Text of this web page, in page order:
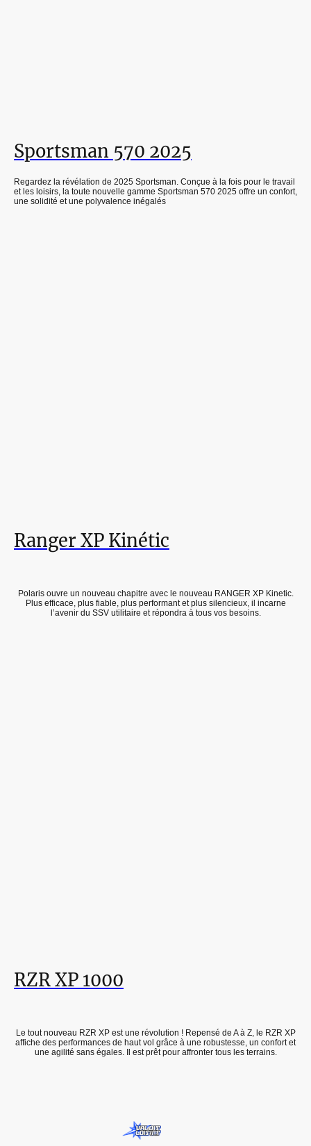
Sportsman 570 2025
Regardez la révélation de 2025 Sportsman. Conçue à la fois pour le travail
et les loisirs, la toute nouvelle gamme Sportsman 570 2025 offre un confort,
une solidité et une polyvalence inégalés
Ranger XP Kinétic
Polaris ouvre un nouveau chapitre avec le nouveau RANGER XP Kinetic.
Plus efficace, plus fiable, plus performant et plus silencieux, il incarne
l’avenir du SSV utilitaire et répondra à tous vos besoins.
RZR XP 1000
Le tout nouveau RZR XP est une révolution ! Repensé de A à Z, le RZR XP
affiche des performances de haut vol grâce à une robustesse, un confort et
une agilité sans égales. Il est prêt pour affronter tous les terrains.